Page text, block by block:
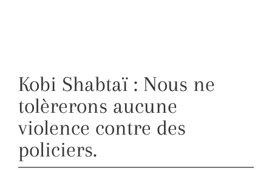
Kobi Shabtaï : Nous ne
tolèrerons aucune
violence contre des
policiers.